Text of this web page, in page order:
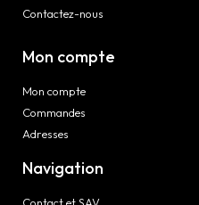
Contactez-nous
Mon compte
Mon compte
Commandes
Adresses
Navigation
Contact et SAV